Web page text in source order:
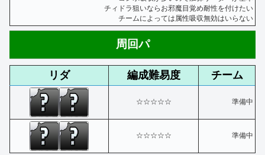
チィドラ狙いならお邪魔目覚め耐性を付けたい
チームによっては属性吸収無効はいらない
周回パ
リダ 編成難易度 チーム
☆☆☆☆☆ 準備中
☆☆☆☆☆ 準備中